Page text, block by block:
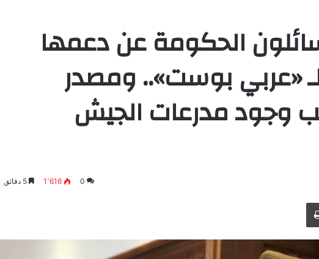
الحكومة عن دعمها
لـ «عربي بوست».. ومصدر
وجود مدرعات الجيش
0 1٬616 5 دقائق
طباعة